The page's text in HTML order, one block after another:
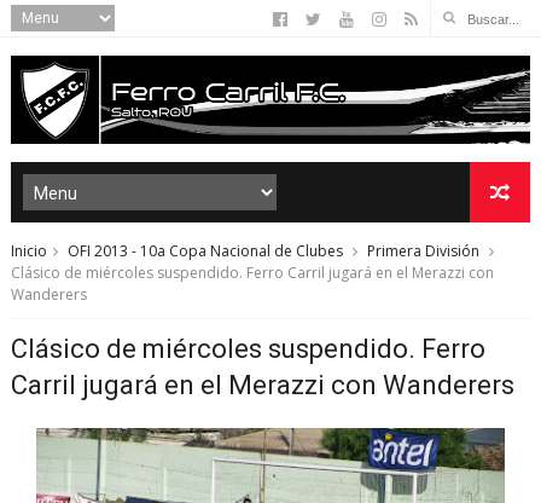
Inicio OFI 2013 - 10a Copa Nacional de Clubes
Primera División
Clásico de miércoles suspendido. Ferro Carril jugará en el Merazzi con
Wanderers
Clásico de miércoles suspendido. Ferro
Carril jugará en el Merazzi con Wanderers